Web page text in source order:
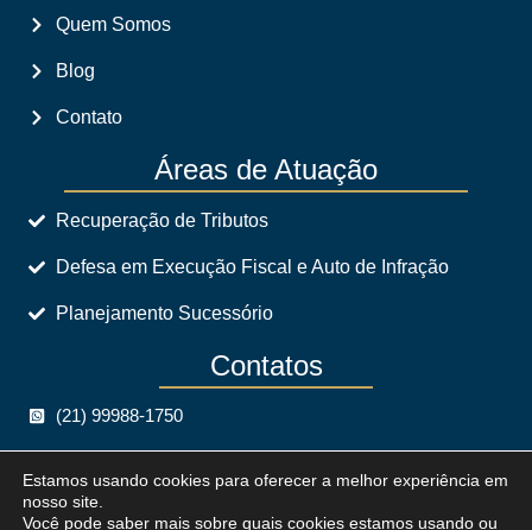
Quem Somos
Blog
Contato
Áreas de Atuação
Recuperação de Tributos
Defesa em Execução Fiscal e Auto de Infração
Planejamento Sucessório
Contatos
(21) 99988-1750
Avenida dos Mananciais, 609, Parte, Taquara, Rio de
Estamos usando cookies para oferecer a melhor experiência em
nosso site.
Você pode saber mais sobre quais cookies estamos usando ou